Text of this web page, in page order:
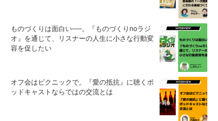
ものづくりは面白い──。『ものづくりnoラジ
オ』を通じて、リスナーの人生に小さな行動変
容を促したい
オフ会はピクニックで。『愛の抵抗』に聴くポ
ッドキャストならではの交流とは